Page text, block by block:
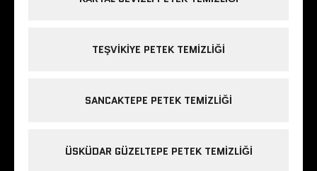
TEŞVIKIYE PETEK TEMIZLIĞI
SANCAKTEPE PETEK TEMIZLIĞI
ÜSKÜDAR GÜZELTEPE PETEK TEMIZLIĞI